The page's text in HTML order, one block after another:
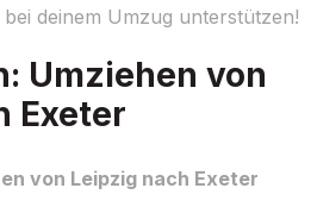
deinem Umzug unterstützen!
Umziehen von
Exeter
von Leipzig nach Exeter